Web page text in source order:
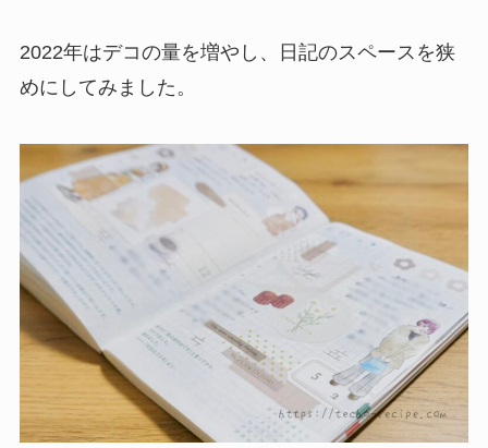
2022年はデコの量を増やし、日記のスペースを狭
めにしてみました。